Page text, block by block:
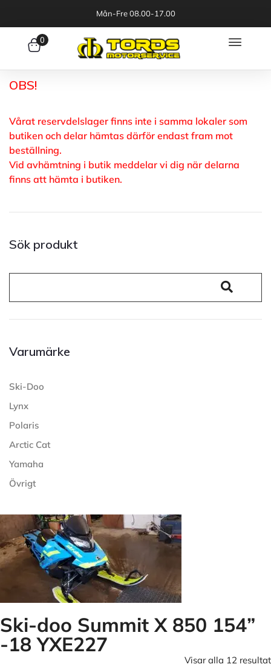
Mån-Fre 08.00-17.00
0
OBS!
Vårat reservdelslager finns inte i samma lokaler som
butiken och delar hämtas därför endast fram mot
beställning.
Vid avhämtning i butik meddelar vi dig när delarna
finns att hämta i butiken.
Sök produkt
Varumärke
Ski-Doo
Lynx
Polaris
Arctic Cat
Yamaha
Övrigt
Ski-doo Summit X 850 154”
-18 YXE227
Visar alla 12 resultat